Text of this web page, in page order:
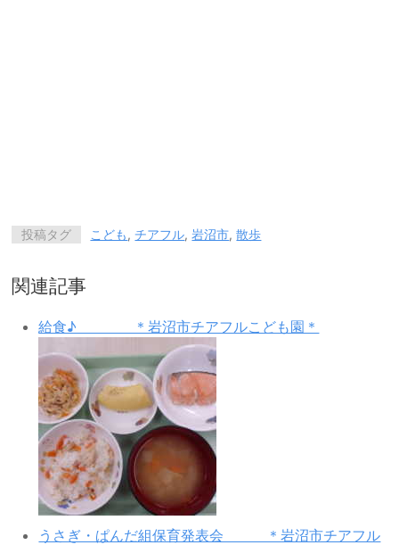
投稿タグ こども,チアフル,岩沼市,散歩
関連記事
給食♪ ＊岩沼市チアフルこども園＊
うさぎ・ぱんだ組保育発表会 ＊岩沼市チアフル